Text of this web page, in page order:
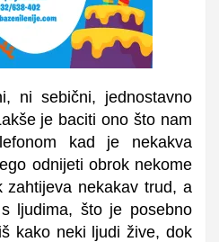
ni sebični, jednostavno
je baciti ono što nam
kad je nekakva
odnijeti obrok nekome
zahtijeva nekakav trud, a
ljudima, što je posebno
kako neki ljudi žive, dok